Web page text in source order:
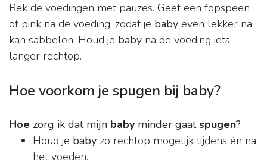
Rek de voedingen met pauzes. Geef een fopspeen
of pink na de voeding, zodat je baby even lekker na
kan sabbelen. Houd je baby na de voeding iets
langer rechtop.
Hoe voorkom je spugen bij baby?
Hoe zorg ik dat mijn baby minder gaatspugen?
Houd je baby zo rechtop mogelijk tijdens én na
het voeden.